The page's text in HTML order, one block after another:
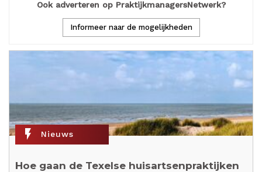
Ook adverteren op PraktijkmanagersNetwerk?
Informeer naar de mogelijkheden
flash_on Nieuws
Hoe gaan de Texelse huisartsenpraktijken